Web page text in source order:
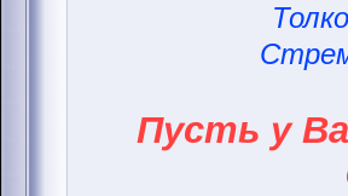
Пусть у